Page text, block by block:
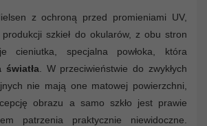
z ochroną przed promieniami UV,
szkieł do okularów, z obu stron
cieniutka, specjalna powłoka, która
. W przeciwieństwie do zwykłych
nie mają one matowej powierzchni,
obrazu a samo szkło jest prawie
patrzenia praktycznie niewidoczne.